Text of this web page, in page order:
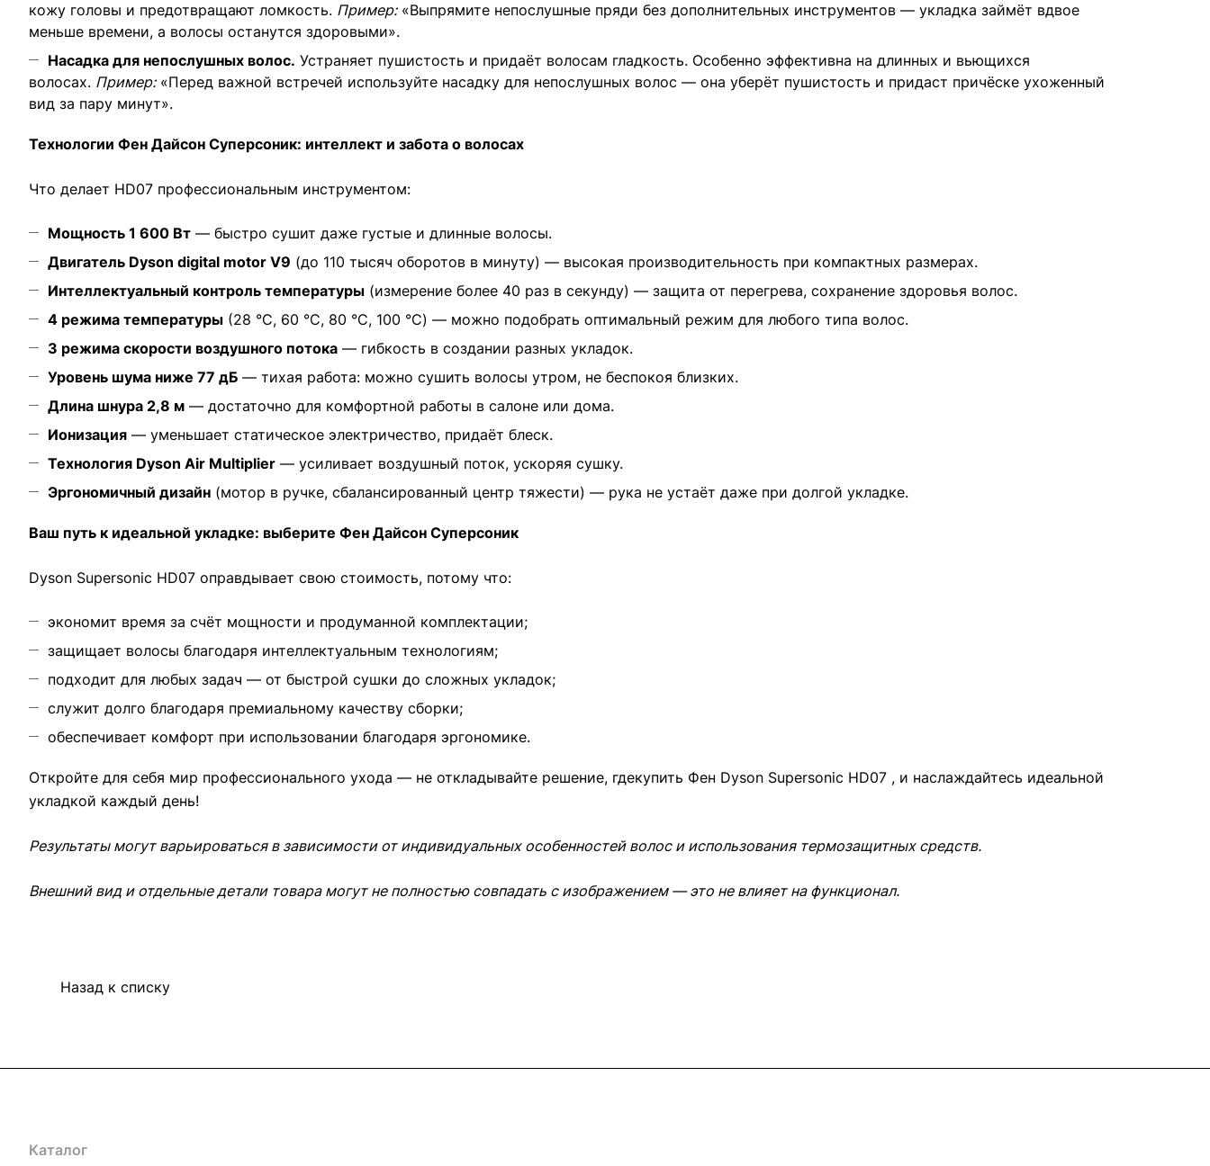
кожу головы и предотвращают ломкость. Пример:«Выпрямите непослушные пряди без дополнительных инструментов — укладка займёт вдвое
меньше времени, а волосы останутся здоровыми».
Насадка для непослушных волос. Устраняет пушистость и придаёт волосам гладкость. Особенно эффективна на длинных и вьющихся
волосах. Пример:«Перед важной встречей используйте насадку для непослушных волос — она уберёт пушистость и придаст причёске ухоженный
вид за пару минут».
Технологии Фен Дайсон Суперсоник: интеллект и забота о волосах
Что делает HD07 профессиональным инструментом:
Мощность 1 600 Вт — быстро сушит даже густые и длинные волосы.
Двигатель Dyson digital motor V9 (до 110 тысяч оборотов в минуту) — высокая производительность при компактных размерах.
Интеллектуальный контроль температуры (измерение более 40 раз в секунду) — защита от перегрева, сохранение здоровья волос.
4 режима температуры (28 °C, 60 °C, 80 °C, 100 °C) — можно подобрать оптимальный режим для любого типа волос.
3 режима скорости воздушного потока — гибкость в создании разных укладок.
Уровень шума ниже 77 дБ — тихая работа: можно сушить волосы утром, не беспокоя близких.
Длина шнура 2,8 м — достаточно для комфортной работы в салоне или дома.
Ионизация — уменьшает статическое электричество, придаёт блеск.
Технология Dyson Air Multiplier — усиливает воздушный поток, ускоряя сушку.
Эргономичный дизайн (мотор в ручке, сбалансированный центр тяжести) — рука не устаёт даже при долгой укладке.
Ваш путь к идеальной укладке: выберите Фен Дайсон Суперсоник
Dyson Supersonic HD07 оправдывает свою стоимость, потому что:
экономит время за счёт мощности и продуманной комплектации;
защищает волосы благодаря интеллектуальным технологиям;
подходит для любых задач — от быстрой сушки до сложных укладок;
служит долго благодаря премиальному качеству сборки;
обеспечивает комфорт при использовании благодаря эргономике.
Откройте для себя мир профессионального ухода — не откладывайте решение, гдекупить Фен Dyson Supersonic HD07 , и наслаждайтесь идеальной
укладкой каждый день!
Результаты могут варьироваться в зависимости от индивидуальных особенностей волос и использования термозащитных средств.
Внешний вид и отдельные детали товара могут не полностью совпадать с изображением — это не влияет на функционал.
Назад к списку
Каталог